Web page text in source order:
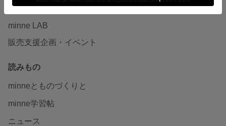
minne LAB
販売支援企画・イベント
読みもの
minneとものづくりと
minne学習帖
ニュース